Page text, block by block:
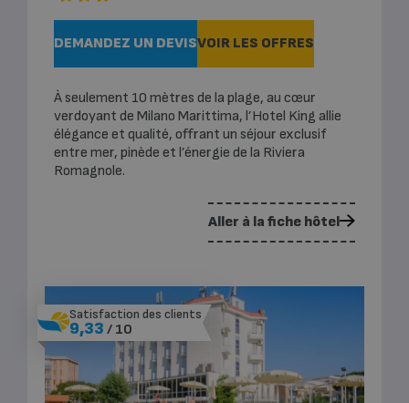
DEMANDEZ UN DEVISVOIR LES OFFRES
À seulement 10 mètres de la plage, au cœur
verdoyant de Milano Marittima, l’Hotel King allie
élégance et qualité, offrant un séjour exclusif
entre mer, pinède et l’énergie de la Riviera
Romagnole.
Aller à la fiche hôtel
Satisfaction des clients
9,33 / 10